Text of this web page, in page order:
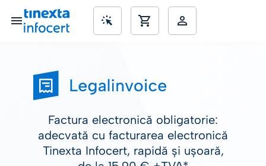
Factura electronică obligatorie:
adecvată cu facturarea electronică
Tinexta Infocert, rapidă și ușoară,